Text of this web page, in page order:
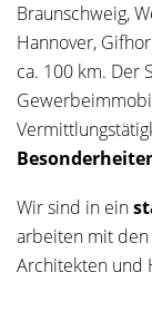
Braunschweig,
Hannover,
ca. 100 km. Der
Wir sind in ein
arbeiten mit den
Architekten und